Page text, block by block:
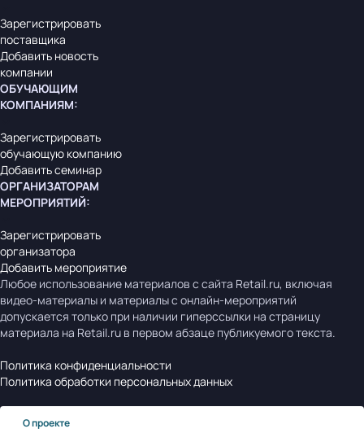
Зарегистрировать
поставщика
Добавить новость
компании
ОБУЧАЮЩИМ
КОМПАНИЯМ:
Зарегистрировать
обучающую компанию
Добавить семинар
ОРГАНИЗАТОРАМ
МЕРОПРИЯТИЙ:
Зарегистрировать
организатора
Добавить мероприятие
Любое использование материалов с сайта Retail.ru, включая
видео-материалы и материалы с онлайн-мероприятий
допускается только при наличии гиперссылки на страницу
материала на Retail.ru в первом абзаце публикуемого текста.
Политика конфиденциальности
Политика обработки персональных данных
О проекте